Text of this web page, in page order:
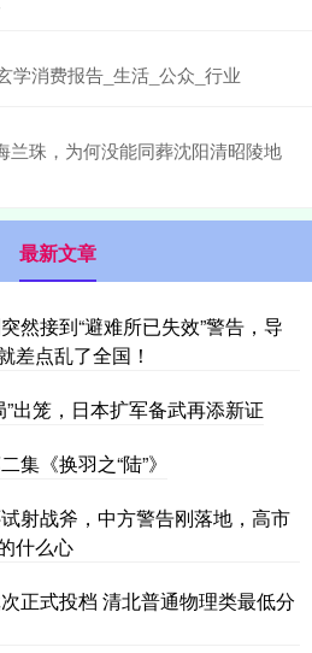
学消费报告_生活_公众_行业
兰珠，为何没能同葬沈阳清昭陵地
最新文章
然接到“避难所已失效”警告，导
差点乱了全国！
出笼，日本扩军备武再添新证
集《换羽之“陆”》
射战斧，中方警告刚落地，高市
什么心
正式投档 清北普通物理类最低分